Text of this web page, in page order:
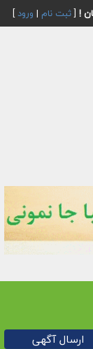
!
[ثبت نام | ورود]
ارسال آگهی